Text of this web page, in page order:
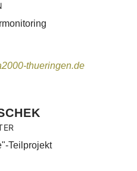
thueringen.de
Teilprojekt